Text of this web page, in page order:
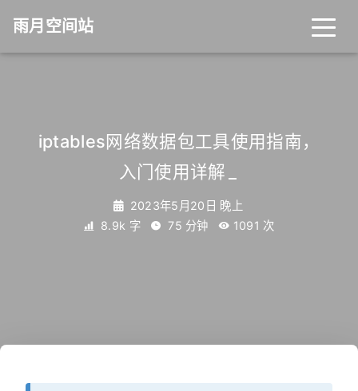
雨月空间站
iptables网络数据包工具使用指南，
入门使用详解
2023年5月20日 晚上
8.9k 字
75 分钟 1091 次